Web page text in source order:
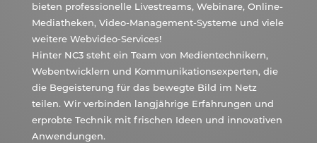
bieten professionelle Livestreams, Webinare, Online-
Mediatheken, Video-Management-Systeme und viele
weitere Webvideo-Services!
Hinter NC3 steht ein Team von Medientechnikern,
Webentwicklern und Kommunikationsexperten, die
die Begeisterung für das bewegte Bild im Netz
teilen. Wir verbinden langjährige Erfahrungen und
erprobte Technik mit frischen Ideen und innovativen
Anwendungen.